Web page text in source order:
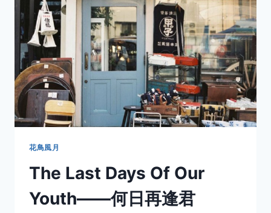
何
日
君
VOL.27
下
北
泽
好
花鳥風月
The Last Days Of Our
Youth——何日再逢君
取消 搜索